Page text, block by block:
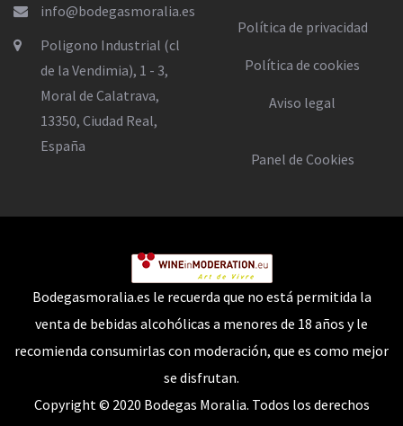
info@bodegasmoralia.es
Poligono Industrial (cl
de la Vendimia), 1 - 3,
Moral de Calatrava,
13350, Ciudad Real,
España
Política de privacidad
Política de cookies
Aviso legal
Panel de Cookies
Bodegasmoralia.es le recuerda que no está permitida la
venta de bebidas alcohólicas a menores de 18 años y le
recomienda consumirlas con moderación, que es como mejor
se disfrutan.
Copyright © 2020 Bodegas Moralia. Todos los derechos